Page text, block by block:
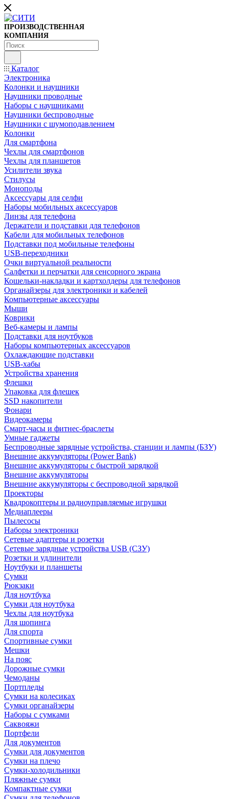
ПРОИЗВОДСТВЕННАЯ
КОМПАНИЯ
Каталог
Электроника
Колонки и наушники
Наушники проводные
Наборы с наушниками
Наушники беспроводные
Наушники с шумоподавлением
Колонки
Для смартфона
Чехлы для смартфонов
Чехлы для планшетов
Усилители звука
Стилусы
Моноподы
Аксессуары для селфи
Наборы мобильных аксессуаров
Линзы для телефона
Держатели и подставки для телефонов
Кабели для мобильных телефонов
Подставки под мобильные телефоны
USB-переходники
Очки виртуальной реальности
Салфетки и перчатки для сенсорного экрана
Кошельки-накладки и картхолдеры для телефонов
Органайзеры для электроники и кабелей
Компьютерные аксессуары
Мыши
Коврики
Веб-камеры и лампы
Подставки для ноутбуков
Наборы компьютерных аксессуаров
Охлаждающие подставки
USB-хабы
Устройства хранения
Флешки
Упаковка для флешек
SSD накопители
Фонари
Видеокамеры
Смарт-часы и фитнес-браслеты
Умные гаджеты
Беспроводные зарядные устройства, станции и лампы (БЗУ)
Внешние аккумуляторы (Power Bank)
Внешние аккумуляторы с быстрой зарядкой
Внешние аккумуляторы
Внешние аккумуляторы с беспроводной зарядкой
Проекторы
Квадрокоптеры и радиоуправляемые игрушки
Медиаплееры
Пылесосы
Наборы электроники
Сетевые адаптеры и розетки
Сетевые зарядные устройства USB (СЗУ)
Розетки и удлинители
Ноутбуки и планшеты
Сумки
Рюкзаки
Для ноутбука
Сумки для ноутбука
Чехлы для ноутбука
Для шопинга
Для спорта
Спортивные сумки
Мешки
На пояс
Дорожные сумки
Чемоданы
Портпледы
Сумки на колесиках
Сумки органайзеры
Наборы с сумками
Саквояжи
Портфели
Для документов
Сумки для документов
Сумки на плечо
Сумки-холодильники
Пляжные сумки
Компактные сумки